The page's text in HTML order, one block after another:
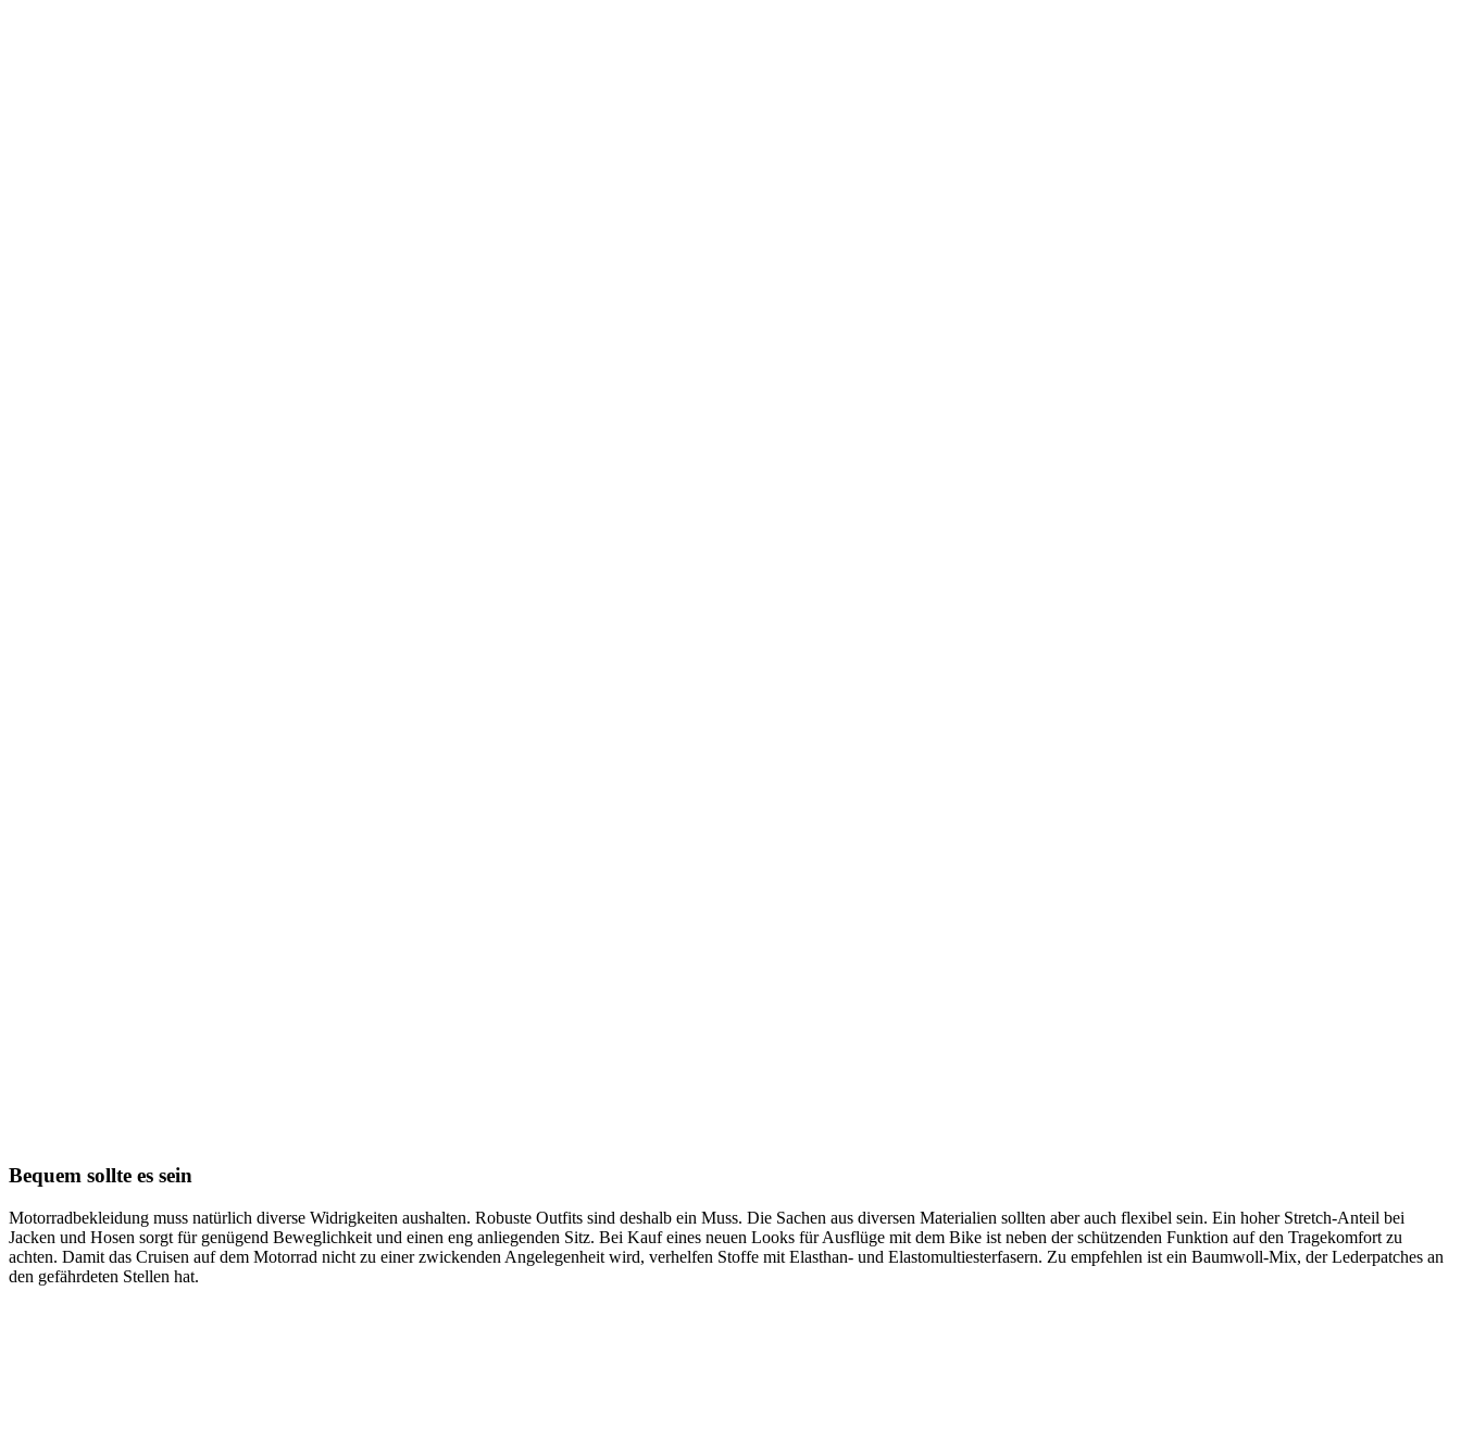
Bequem sollte es sein
Motorradbekleidung muss natürlich diverse Widrigkeiten aushalten. Robuste Outfits sind deshalb ein Muss. Die Sachen aus diversen Materialien sollten aber auch flexibel sein. Ein hoher Stretch-Anteil bei
Jacken und Hosen sorgt für genügend Beweglichkeit und einen eng anliegenden Sitz. Bei Kauf eines neuen Looks für Ausflüge mit dem Bike ist neben der schützenden Funktion auf den Tragekomfort zu
achten. Damit das Cruisen auf dem Motorrad nicht zu einer zwickenden Angelegenheit wird, verhelfen Stoffe mit Elasthan- und Elastomultiesterfasern. Zu empfehlen ist ein Baumwoll-Mix, der Lederpatches an
den gefährdeten Stellen hat.